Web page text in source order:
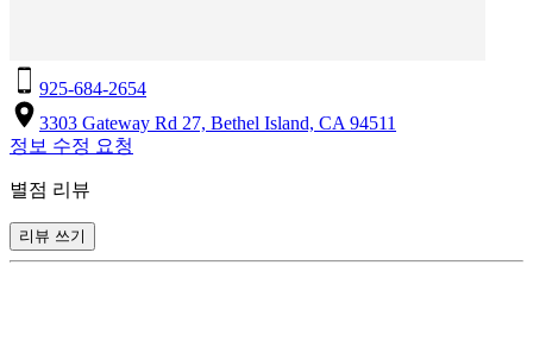
925-684-2654
3303 Gateway Rd 27, Bethel Island, CA 94511
정보 수정 요청
별점 리뷰
리뷰 쓰기